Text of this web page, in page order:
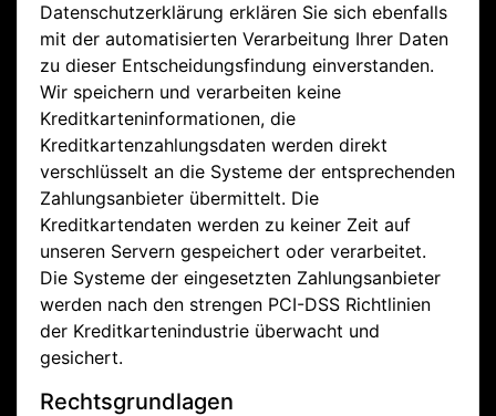
Datenschutzerklärung erklären Sie sich ebenfalls
mit der automatisierten Verarbeitung Ihrer Daten
zu dieser Entscheidungsfindung einverstanden.
Wir speichern und verarbeiten keine
Kreditkarteninformationen, die
Kreditkartenzahlungsdaten werden direkt
verschlüsselt an die Systeme der entsprechenden
Zahlungsanbieter übermittelt. Die
Kreditkartendaten werden zu keiner Zeit auf
unseren Servern gespeichert oder verarbeitet.
Die Systeme der eingesetzten Zahlungsanbieter
werden nach den strengen PCI-DSS Richtlinien
der Kreditkartenindustrie überwacht und
gesichert.
Rechtsgrundlagen